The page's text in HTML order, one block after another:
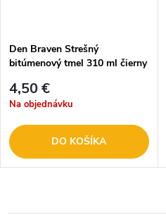
Den Braven Strešný
bitúmenový tmel 310 ml čierny
4,50 €
Na objednávku
DO KOŠÍKA